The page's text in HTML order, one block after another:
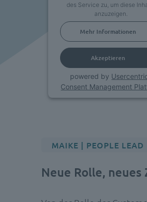
des Service zu, um diese
anzuzeigen.
Mehr Informationen
Akzeptieren
powered by
Consent Management
MAIKE | PEOPLE LEAD
Neue Rolle, neues